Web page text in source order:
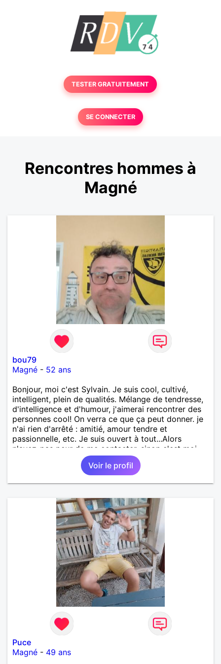
TESTER GRATUITEMENT
SE CONNECTER
Rencontres hommes à
Magné
bou79
Magné - 52 ans
Bonjour, moi c'est Sylvain. Je suis cool, cultivé,
intelligent, plein de qualités. Mélange de tendresse,
d'intelligence et d'humour, j'aimerai rencontrer des
personnes cool! On verra ce que ça peut donner. je
n'ai rien d'arrêté : amitié, amour tendre et
passionnelle, etc. Je suis ouvert à tout...Alors
n'ayez-pas peur de me contacter, sinon c'est moi
qui le ferais!!!!!!!!!!!!! Ou peut-être pas! je suis
100000000000 vrai. Voir le profil
Puce
Magné - 49 ans